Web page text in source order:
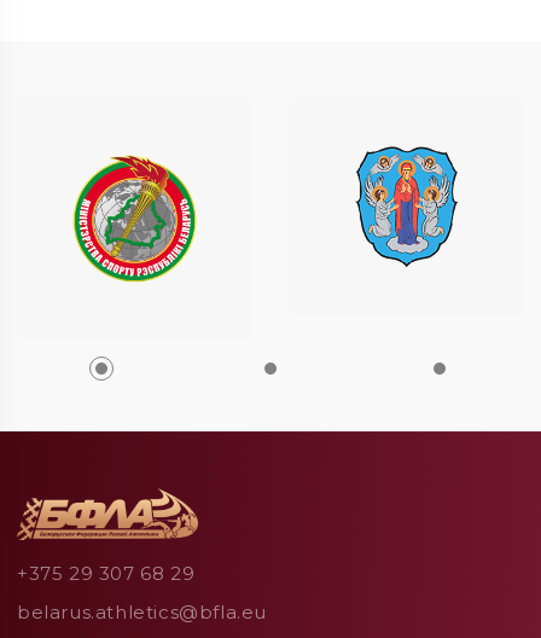
+375 29 307 68 29
belarus.athletics@bfla.eu